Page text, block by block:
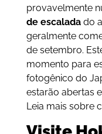
provavelmente
de escaladado
geralmente
de setembro.
momento para
fotogênico do
estarão abertas
Leia mais sobre